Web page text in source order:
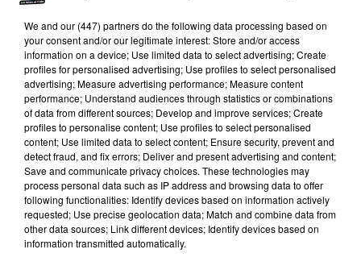
Lecture (3 min 56 sec)
100%
100% Radio l'agenda du Pays catalans
We and our (447) partnersdo the following data processing based on
your consent and/or our legitimate interest: Store and/or access
information on a device; Use limited data to select advertising; Create
profiles for personalised advertising; Use profiles to select personalised
advertising; Measure advertising performance; Measure content
performance; Understand audiences through statistics or combinations
of data from different sources; Develop and improve services; Create
profiles to personalise content; Use profiles to select personalised
content; Use limited data to select content; Ensure security, prevent and
detect fraud, and fix errors; Deliver and present advertising and content;
Save and communicate privacy choices. These technologies may
process personal data such as IP address and browsing data to offer
following functionalities: Identify devices based on information actively
requested; Use precise geolocation data; Match and combine data from
other data sources; Link different devices; Identify devices based on
information transmitted automatically.